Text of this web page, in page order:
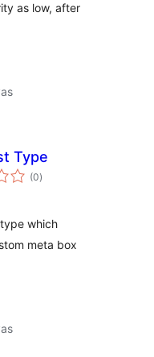
as low, after
Type
(0valoracións
totais
)
which
meta box